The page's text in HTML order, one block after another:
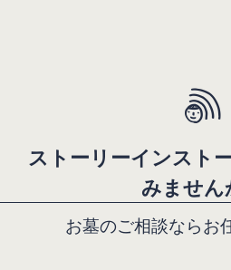
ス ト ーリ ーインス ト
みません
お墓のご相談ならお